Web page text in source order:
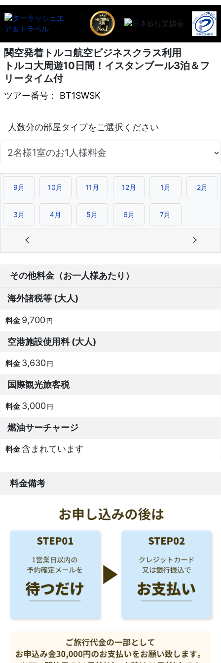
関空発着トルコ航空ビジネスクラス利用
トルコ大周遊10日間！イスタンブール3泊＆フ
リータイム付
ツアー番号： BT1SWSK
9月 10月 11月 12月 1月 2月
3月 4月 5月 6月 7月
その他料金（お一人様あたり）
海外諸税等 (大人)
9,700円
空港施設使用料 (大人)
3,630円
国際観光旅客税
3,000円
燃油サーチャージ
含まれています
料金備考